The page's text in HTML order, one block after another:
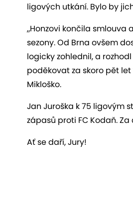
ligových utkání. Bylo by
„Honzovi končila smlouva
sezony. Od Brna ovšem
logicky zohlednil, a
poděkovat za skoro pět let
Mikloško.
Jan Juroška k 75 ligovým
zápasů proti FC Kodaň.
Ať se daří, Jury!